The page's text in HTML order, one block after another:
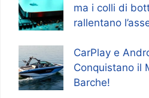
ma i colli di
rallentano
CarPlay e
Conquistano il
Barche!